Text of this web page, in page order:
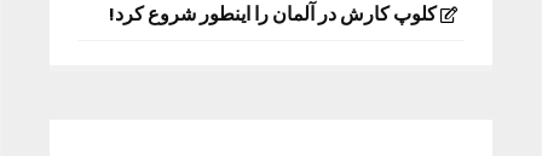
کلوپ کارش در آلمان را اینطور شروع کرد!